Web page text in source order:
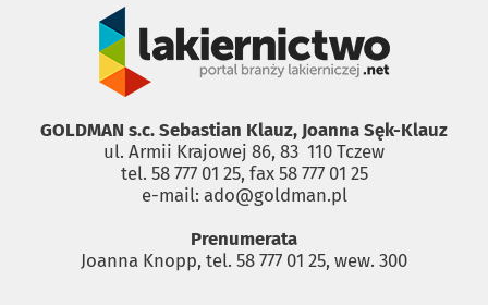
GOLDMAN s.c. Sebastian Klauz, Joanna Sęk-Klauz
ul. Armii Krajowej 86, 83 ­ 110 Tczew
tel. 58 777 01 25, fax 58 777 01 25
e-mail: ado@goldman.pl
Prenumerata
Joanna Knopp, tel. 58 777 01 25, wew. 300